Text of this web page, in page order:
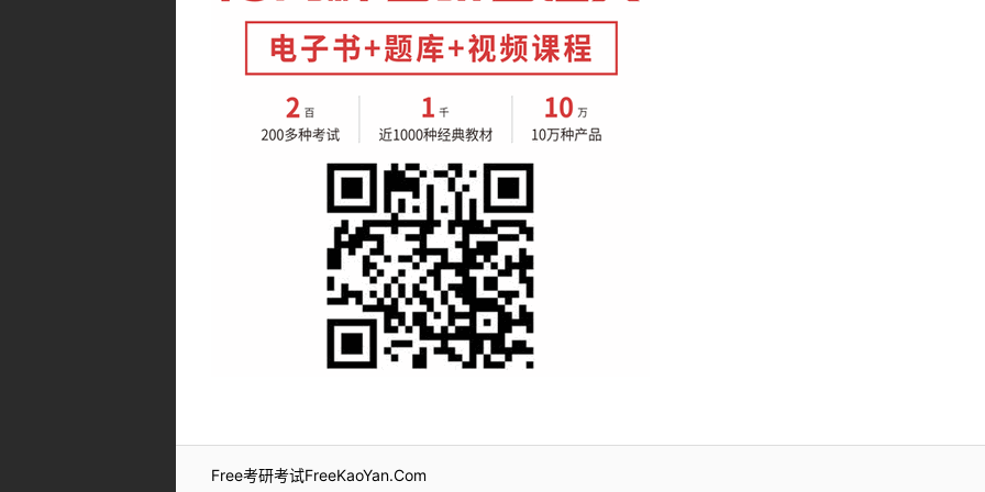
Free考研考试FreeKaoYan.Com